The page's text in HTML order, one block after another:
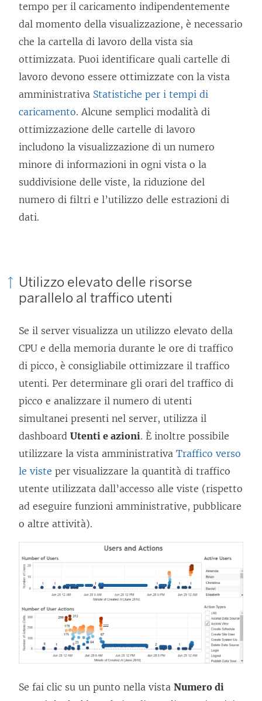
tempo per il caricamento indipendentemente
dal momento della visualizzazione, è necessario
che la cartella di lavoro della vista sia
ottimizzata. Puoi identificare quali cartelle di
lavoro devono essere ottimizzate con la vista
amministrativa Statistiche per i tempi di
caricamento. Alcune semplici modalità di
ottimizzazione delle cartelle di lavoro
includono la visualizzazione di un numero
minore di informazioni in ogni vista o la
suddivisione delle viste, la riduzione del
numero di filtri e l’utilizzo delle estrazioni di
dati.
Utilizzo elevato delle risorse
parallelo al traffico utenti
Se il server visualizza un utilizzo elevato della
CPU e della memoria durante le ore di traffico
di picco, è consigliabile ottimizzare il traffico
utenti. Per determinare gli orari del traffico di
picco e analizzare il numero di utenti
simultanei presenti nel server, utilizza il
dashboard Utenti e azioni. È inoltre possibile
utilizzare la vista amministrativa Traffico verso
le viste per visualizzare la quantità di traffico
utente utilizzata dall’accesso alle viste (rispetto
ad eseguire funzioni amministrative, pubblicare
o altre attività).
Se fai clic su un punto nella vista Numero di